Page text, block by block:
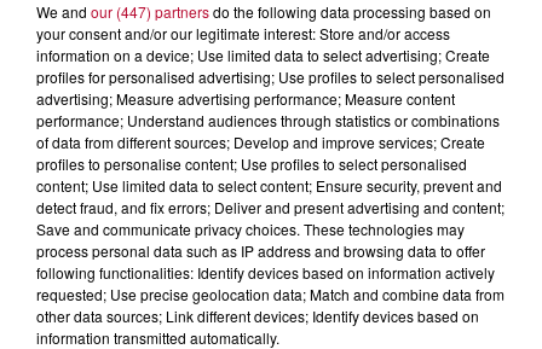
4 août 2026
FÊTE DE LA POLYNÉSIE À VILLEVEYRAC
We and our (447) partnersdo the following data processing based on
your consent and/or our legitimate interest: Store and/or access
information on a device; Use limited data to select advertising; Create
profiles for personalised advertising; Use profiles to select personalised
advertising; Measure advertising performance; Measure content
performance; Understand audiences through statistics or combinations
of data from different sources; Develop and improve services; Create
profiles to personalise content; Use profiles to select personalised
content; Use limited data to select content; Ensure security, prevent and
detect fraud, and fix errors; Deliver and present advertising and content;
Save and communicate privacy choices. These technologies may
process personal data such as IP address and browsing data to offer
following functionalities: Identify devices based on information actively
requested; Use precise geolocation data; Match and combine data from
other data sources; Link different devices; Identify devices based on
information transmitted automatically.